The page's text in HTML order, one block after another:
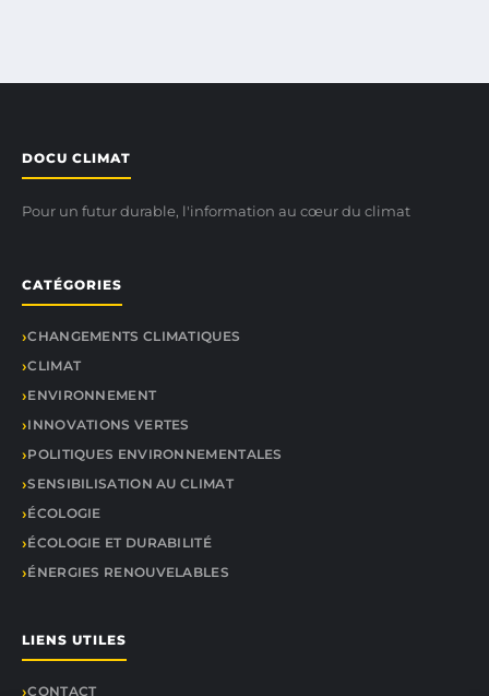
DOCU CLIMAT
Pour un futur durable, l'information au cœur du climat
CATÉGORIES
CHANGEMENTS CLIMATIQUES
CLIMAT
ENVIRONNEMENT
INNOVATIONS VERTES
POLITIQUES ENVIRONNEMENTALES
SENSIBILISATION AU CLIMAT
ÉCOLOGIE
ÉCOLOGIE ET DURABILITÉ
ÉNERGIES RENOUVELABLES
LIENS UTILES
CONTACT